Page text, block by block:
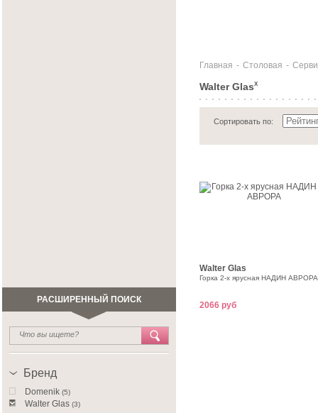
РАСШИРЕННЫЙ ПОИСК
Бренд
Domenik (5)
Walter Glas (3)
Главная - Столовая -
Walter GlasX
Сортировать по:
Walter Glas
Горка 2-х ярусная НАДИН АВРОРА
2066 руб